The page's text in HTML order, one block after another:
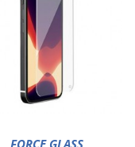
FORCE GLASS